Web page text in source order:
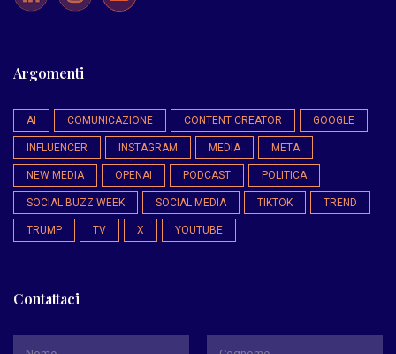
Argomenti
AI COMUNICAZIONE CONTENT CREATOR GOOGLE
INFLUENCER INSTAGRAM MEDIA META
NEW MEDIA OPENAI PODCAST POLITICA
SOCIAL BUZZ WEEK SOCIAL MEDIA TIKTOK TREND
TRUMP TV X YOUTUBE
Contattaci